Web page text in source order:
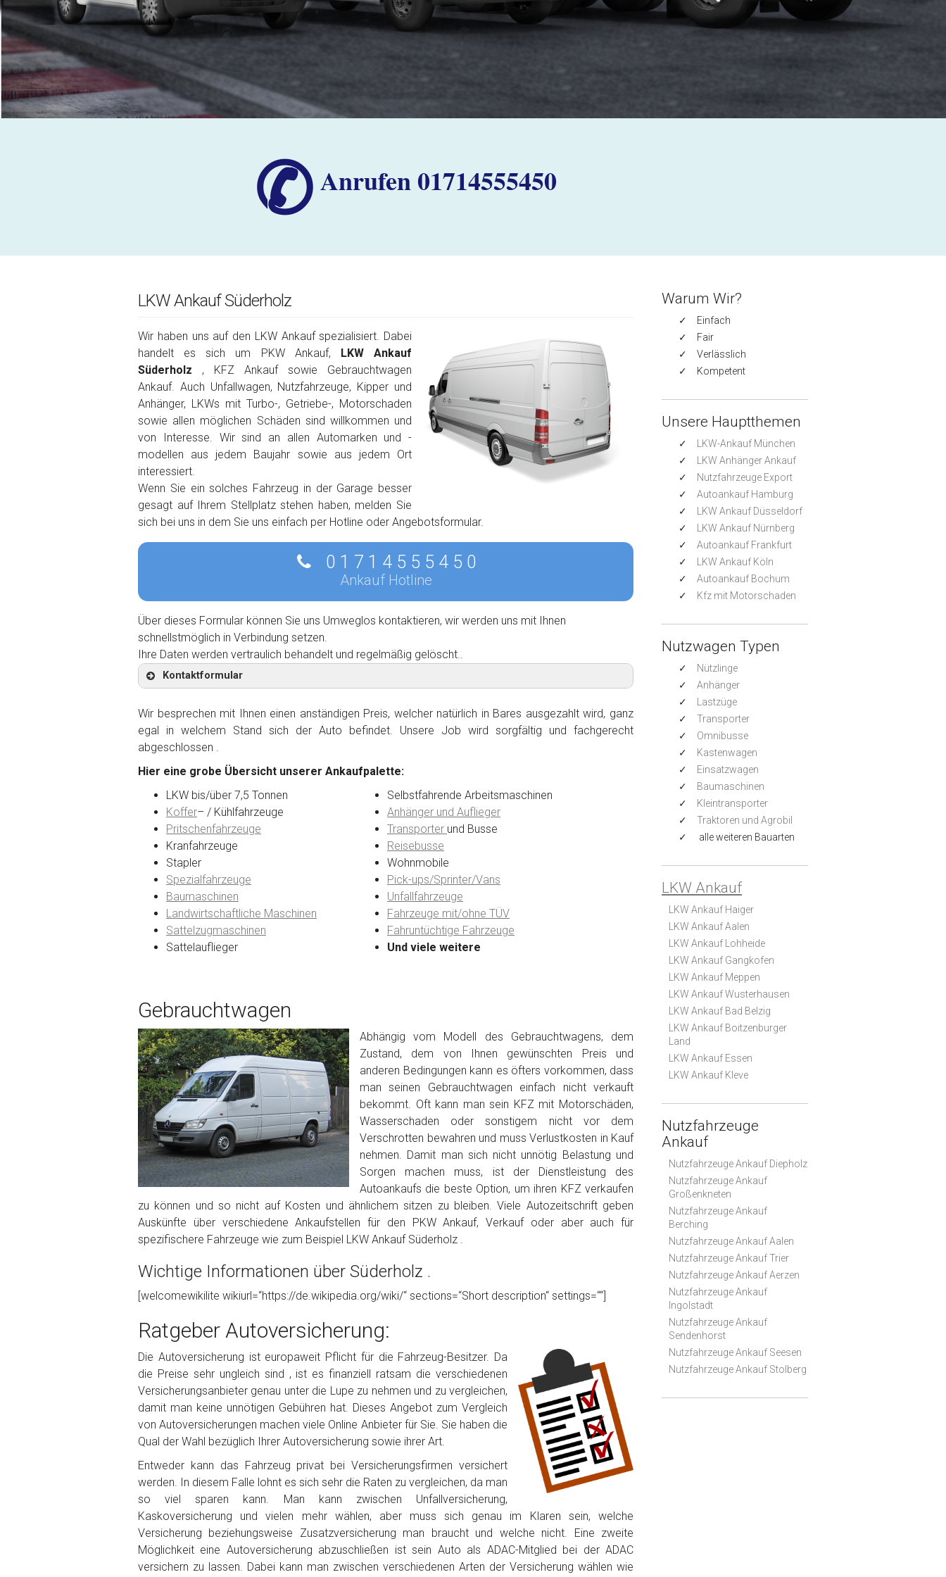
✆Anrufen 01714555450
LKW Ankauf Süderholz
Wir haben uns auf den LKW Ankauf spezialisiert. Dabei
handelt es sich um PKW Ankauf,
LKW Ankauf
Süderholz , KFZ Ankauf sowie Gebrauchtwagen
Ankauf. Auch Unfallwagen, Nutzfahrzeuge, Kipper und
Anhänger, LKWs mit Turbo-, Getriebe-, Motorschaden
sowie allen möglichen Schäden sind willkommen und
von Interesse. Wir sind an allen Automarken und -
modellen aus jedem Baujahr sowie aus jedem Ort
interessiert.
Wenn Sie ein solches Fahrzeug in der Garage besser
gesagt auf Ihrem Stellplatz stehen haben, melden Sie
sich bei uns in dem Sie uns einfach per Hotline oder Angebotsformular.
0 1 7 1 4 5 5 5 4 5 0
Ankauf Hotline
Über dieses Formular können Sie uns Umweglos kontaktieren, wir werden uns mit Ihnen
schnellstmöglich in Verbindung setzen.
Ihre Daten werden vertraulich behandelt und regelmäßig gelöscht..
Kontaktformular
Kontaktformular
Marke*
Model
Baujahr
Getriebe
Kilometerstand
Preisvorstellung
Name*
Telefon*
Email
PLZ und Ort
Foto Nr. 1
Foto Nr. 2
Foto Nr. 3
Sonstiges
Wir besprechen mit Ihnen einen anständigen Preis, welcher natürlich in Bares ausgezahlt wird, ganz
egal in welchem Stand sich der Auto befindet. Unsere Job wird sorgfältig und fachgerecht
abgeschlossen .
Hier eine grobe Übersicht unserer Ankaufpalette:
LKW bis/über 7,5 Tonnen
Koffer– / Kühlfahrzeuge
Pritschenfahrzeuge
Kranfahrzeuge
Stapler
Spezialfahrzeuge
Baumaschinen
Landwirtschaftliche Maschinen
Sattelzugmaschinen
Sattelauflieger
Selbstfahrende Arbeitsmaschinen
Anhänger und Auflieger
Transporter und Busse
Reisebusse
Wohnmobile
Pick-ups/Sprinter/Vans
Unfallfahrzeuge
Fahrzeuge mit/ohne TÜV
Fahruntüchtige Fahrzeuge
Und viele weitere
Gebrauchtwagen
Abhängig vom Modell des Gebrauchtwagens, dem
Zustand, dem von Ihnen gewünschten Preis und
anderen Bedingungen kann es öfters vorkommen, dass
man seinen Gebrauchtwagen einfach nicht verkauft
bekommt. Oft kann man sein KFZ mit Motorschäden,
Wasserschaden oder sonstigem nicht vor dem
Verschrotten bewahren und muss Verlustkosten in Kauf
nehmen. Damit man sich nicht unnötig Belastung und
Sorgen machen muss, ist der Dienstleistung des
Autoankaufs die beste Option, um ihren KFZ verkaufen
zu können und so nicht auf Kosten und ähnlichem sitzen zu bleiben. Viele Autozeitschrift geben
Auskünfte über verschiedene Ankaufstellen für den PKW Ankauf, Verkauf oder aber auch für
spezifischere Fahrzeuge wie zum Beispiel LKW Ankauf Süderholz .
Wichtige Informationen über Süderholz .
[welcomewikilite wikiurl=“https://de.wikipedia.org/wiki/“ sections=“Short description“ settings=““]
Ratgeber Autoversicherung:
Die Autoversicherung ist europaweit Pflicht für die Fahrzeug-Besitzer. Da
die Preise sehr ungleich sind , ist es finanziell ratsam die verschiedenen
Versicherungsanbieter genau unter die Lupe zu nehmen und zu vergleichen,
damit man keine unnötigen Gebühren hat. Dieses Angebot zum Vergleich
von Autoversicherungen machen viele Online Anbieter für Sie. Sie haben die
Qual der Wahl bezüglich Ihrer Autoversicherung sowie ihrer Art.
Entweder kann das Fahrzeug privat bei Versicherungsfirmen versichert
werden. In diesem Falle lohnt es sich sehr die Raten zu vergleichen, da man
so viel sparen kann. Man kann zwischen Unfallversicherung,
Kaskoversicherung und vielen mehr wählen, aber muss sich genau im Klaren sein, welche
Versicherung beziehungsweise Zusatzversicherung man braucht und welche nicht. Eine zweite
Möglichkeit eine Autoversicherung abzuschließen ist sein Auto als ADAC-Mitglied bei der ADAC
versichern zu lassen. Dabei kann man zwischen verschiedenen Arten der Versicherung wählen wie
Warum Wir?
Einfach
Fair
Verlässlich
Kompetent
Unsere Hauptthemen
LKW-Ankauf München
LKW Anhänger Ankauf
Nutzfahrzeuge Export
Autoankauf Hamburg
LKW Ankauf Düsseldorf
LKW Ankauf Nürnberg
Autoankauf Frankfurt
LKW Ankauf Köln
Autoankauf Bochum
Kfz mit Motorschaden
Nutzwagen Typen
Nützlinge
Anhänger
Lastzüge
Transporter
Omnibusse
Kastenwagen
Einsatzwagen
Baumaschinen
Kleintransporter
Traktoren und Agrobil
alle weiteren Bauarten
LKW Ankauf
LKW Ankauf Haiger
LKW Ankauf Aalen
LKW Ankauf Lohheide
LKW Ankauf Gangkofen
LKW Ankauf Meppen
LKW Ankauf Wusterhausen
LKW Ankauf Bad Belzig
LKW Ankauf Boitzenburger
Land
LKW Ankauf Essen
LKW Ankauf Kleve
Nutzfahrzeuge
Ankauf
Nutzfahrzeuge Ankauf Diepholz
Nutzfahrzeuge Ankauf
Großenkneten
Nutzfahrzeuge Ankauf
Berching
Nutzfahrzeuge Ankauf Aalen
Nutzfahrzeuge Ankauf Trier
Nutzfahrzeuge Ankauf Aerzen
Nutzfahrzeuge Ankauf
Ingolstadt
Nutzfahrzeuge Ankauf
Sendenhorst
Nutzfahrzeuge Ankauf Seesen
Nutzfahrzeuge Ankauf Stolberg